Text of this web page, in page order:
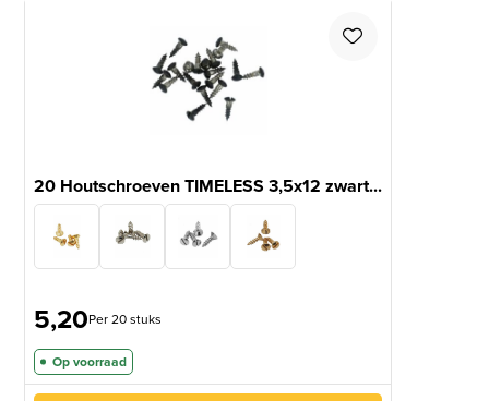
20 Houtschroeven TIMELESS 3,5x12 zwart...
5,20Per 20 stuks
Op voorraad